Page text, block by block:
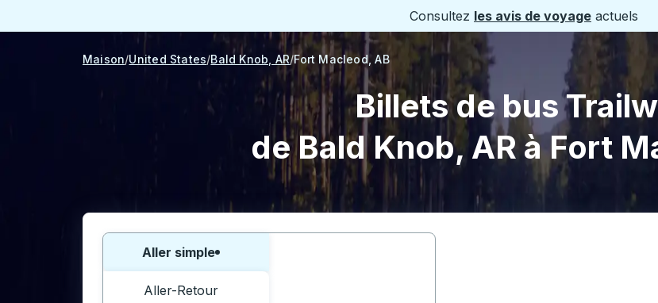
Consultez les avis de voyage actuels
Maison United States Bald Knob, AR Fort Macleod, AB
Billets de bus
de Bald Knob, AR à Fort
Choisissez un sens ou un aller-retour:
Aller simple
Aller-Retour